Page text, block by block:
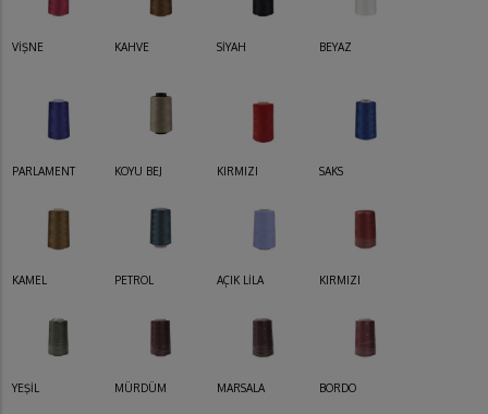
VİŞNE KAHVE SİYAH BEYAZ
PARLAMENT KOYU BEJ KIRMIZI SAKS
KAMEL PETROL AÇIK LİLA KIRMIZI
YEŞİL MÜRDÜM MARSALA BORDO